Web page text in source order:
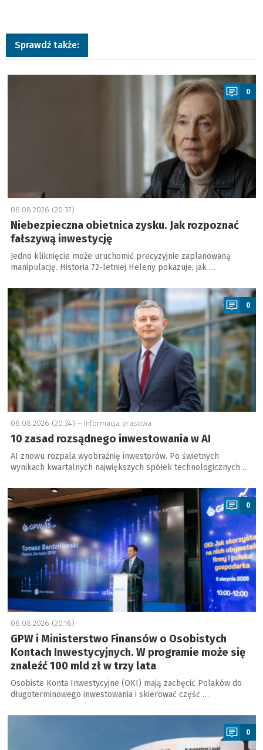
Sprawdź także:
a
0
06.08.2026 (20:37)
Niebezpieczna obietnica zysku. Jak rozpoznać
fałszywą inwestycję
Jedno kliknięcie może uruchomić precyzyjnie zaplanowaną
manipulację. Historia 72-letniej Heleny pokazuje, jak …
a
0
06.08.2026 (20:34) – informacja prasowa
10 zasad rozsądnego inwestowania w AI
AI znowu rozpala wyobraźnię inwestorów. Po świetnych
wynikach kwartalnych największych spółek technologicznych …
a
0
06.08.2026 (20:16)
GPW i Ministerstwo Finansów o Osobistych
Kontach Inwestycyjnych. W programie może się
znaleźć 100 mld zł w trzy lata
Osobiste Konta Inwestycyjne (OKI) mają zachęcić Polaków do
długoterminowego inwestowania i skierować część …
a
0